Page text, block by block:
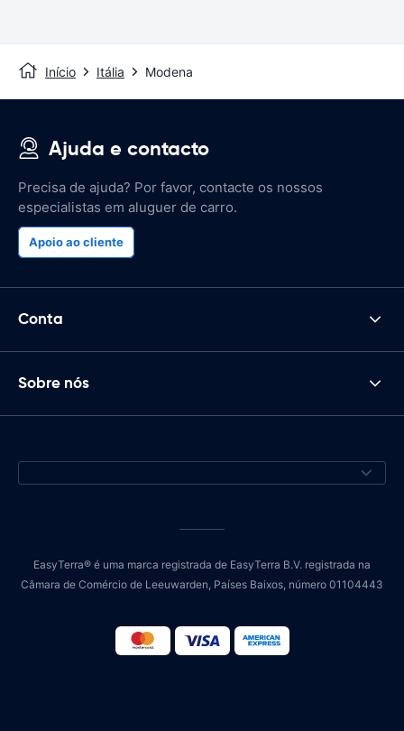
Início Itália Modena
Ajuda e contacto
Precisa de ajuda? Por favor, contacte os nossos
especialistas em aluguer de carro.
Apoio ao cliente
Conta
Sobre nós
EasyTerra® é uma marca registrada de EasyTerra B.V. registrada na
Câmara de Comércio de Leeuwarden, Países Baixos, número 01104443